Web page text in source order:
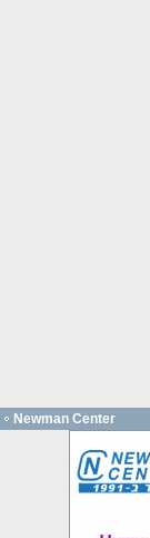
Newman Center